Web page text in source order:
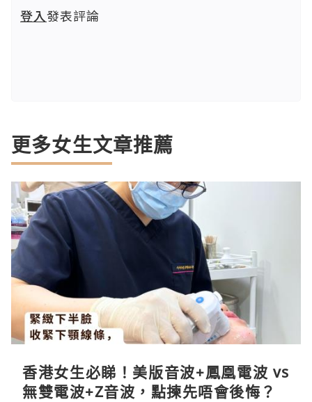
登入發表評論
更多女生文章推薦
香港女生必睇！美版音波+鳳凰電波 vs
無雙電波+Z音波，點揀先唔會後悔？